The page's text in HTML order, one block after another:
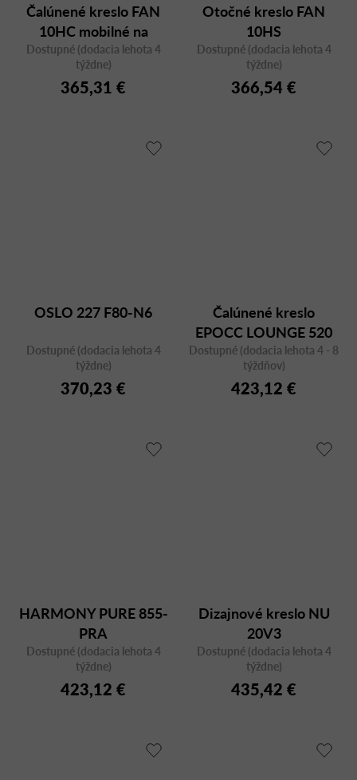
Čalúnené kreslo FAN
10HC mobilné na
kolieskach
Dostupné (dodacia lehota 4
týždne)
365,31 €
Otočné kreslo FAN
10HS
Dostupné (dodacia lehota 4
týždne)
366,54 €
OSLO 227 F80-N6
Dostupné (dodacia lehota 4
týždne)
370,23 €
Čalúnené kreslo
EPOCC LOUNGE 520
Dostupné (dodacia lehota 4 - 8
týždňov)
423,12 €
HARMONY PURE 855-
PRA
Dostupné (dodacia lehota 4
týždne)
423,12 €
Dizajnové kreslo NU
20V3
Dostupné (dodacia lehota 4
týždne)
435,42 €